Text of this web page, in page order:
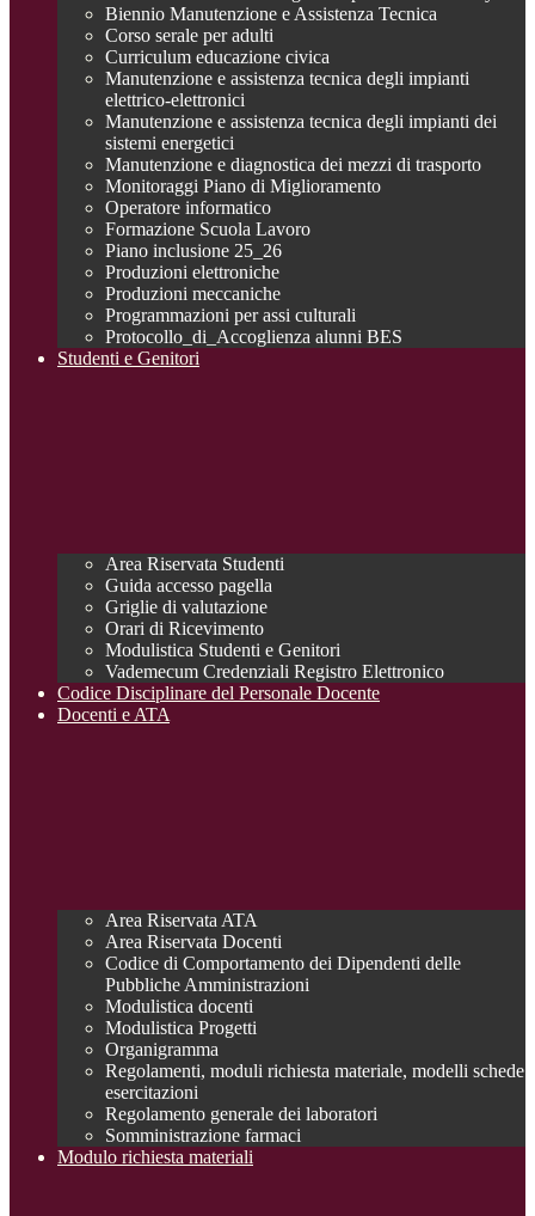
Biennio Manutenzione e Assistenza Tecnica
Corso serale per adulti
Curriculum educazione civica
Manutenzione e assistenza tecnica degli impianti
elettrico-elettronici
Manutenzione e assistenza tecnica degli impianti dei
sistemi energetici
Manutenzione e diagnostica dei mezzi di trasporto
Monitoraggi Piano di Miglioramento
Operatore informatico
Formazione Scuola Lavoro
Piano inclusione 25_26
Produzioni elettroniche
Produzioni meccaniche
Programmazioni per assi culturali
Protocollo_di_Accoglienza alunni BES
Studenti e Genitori
Area Riservata Studenti
Guida accesso pagella
Griglie di valutazione
Orari di Ricevimento
Modulistica Studenti e Genitori
Vademecum Credenziali Registro Elettronico
Codice Disciplinare del Personale Docente
Docenti e ATA
Area Riservata ATA
Area Riservata Docenti
Codice di Comportamento dei Dipendenti delle
Pubbliche Amministrazioni
Modulistica docenti
Modulistica Progetti
Organigramma
Regolamenti, moduli richiesta materiale, modelli schede
esercitazioni
Regolamento generale dei laboratori
Somministrazione farmaci
Modulo richiesta materiali